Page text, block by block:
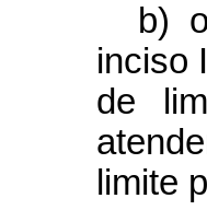
b)
inciso
de
limite